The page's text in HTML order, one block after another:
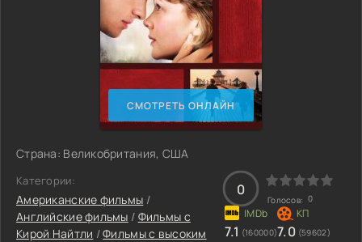
СМОТРЕТЬ ОНЛАЙН
Страна: Великобритания, США
Категории:
Американские фильмы /
Английские фильмы / Фильмы c
Кирой Найтли /Фильмы с высоким
0
Голосов: 0
7.1 (160000)7.0 (59602)